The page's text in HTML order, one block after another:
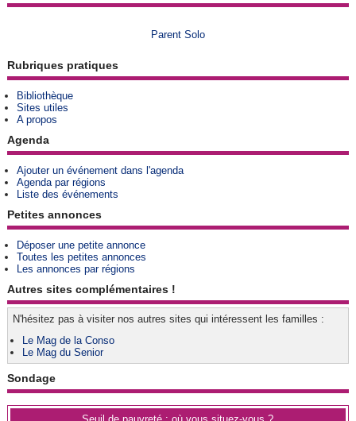
Parent Solo
Rubriques pratiques
Bibliothèque
Sites utiles
A propos
Agenda
Ajouter un événement dans l'agenda
Agenda par régions
Liste des événements
Petites annonces
Déposer une petite annonce
Toutes les petites annonces
Les annonces par régions
Autres sites complémentaires !
N'hésitez pas à visiter nos autres sites qui intéressent les familles :
Le Mag de la Conso
Le Mag du Senior
Sondage